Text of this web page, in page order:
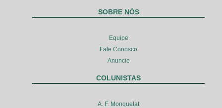
SOBRE NÓS
Equipe
Fale Conosco
Anuncie
COLUNISTAS
A. F. Monquelat